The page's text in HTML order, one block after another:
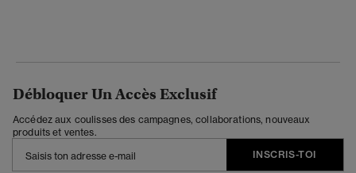
Débloquer Un Accès Exclusif
Accédez aux coulisses des campagnes, collaborations, nouveaux
produits et ventes.
INSCRIS-TOI